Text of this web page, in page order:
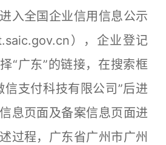
入全国企业信用信息公示
），企业登记
“广东”的链接，在搜索框
信支付科技有限公司”后进
息页面及备案信息页面进
过程，广东省广州市广州